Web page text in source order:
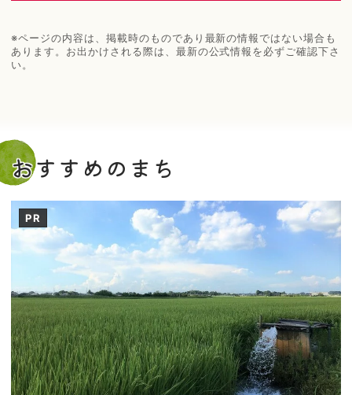
※ページの内容は、掲載時のものであり最新の情報ではない場合も
あります。お出かけされる際は、最新の公式情報を必ずご確認下さ
い。
おすすめのまち
PR